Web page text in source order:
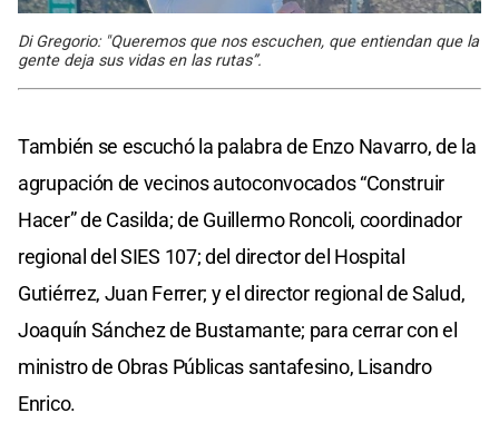
Di Gregorio: "Queremos que nos escuchen, que entiendan que la
gente deja sus vidas en las rutas”.
También se escuchó la palabra de Enzo Navarro, de la
agrupación de vecinos autoconvocados “Construir
Hacer” de Casilda; de Guillermo Roncoli, coordinador
regional del SIES 107; del director del Hospital
Gutiérrez, Juan Ferrer; y el director regional de Salud,
Joaquín Sánchez de Bustamante; para cerrar con el
ministro de Obras Públicas santafesino, Lisandro
Enrico.